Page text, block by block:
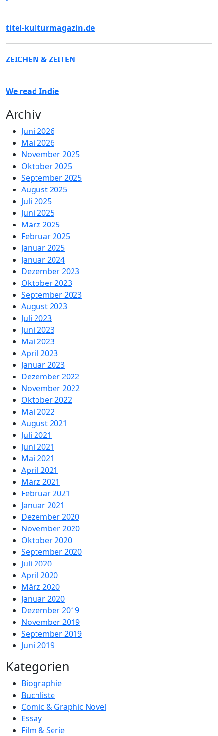
titel-kulturmagazin.de
ZEICHEN & ZEITEN
We read Indie
Archiv
Juni 2026
Mai 2026
November 2025
Oktober 2025
September 2025
August 2025
Juli 2025
Juni 2025
März 2025
Februar 2025
Januar 2025
Januar 2024
Dezember 2023
Oktober 2023
September 2023
August 2023
Juli 2023
Juni 2023
Mai 2023
April 2023
Januar 2023
Dezember 2022
November 2022
Oktober 2022
Mai 2022
August 2021
Juli 2021
Juni 2021
Mai 2021
April 2021
März 2021
Februar 2021
Januar 2021
Dezember 2020
November 2020
Oktober 2020
September 2020
Juli 2020
April 2020
März 2020
Januar 2020
Dezember 2019
November 2019
September 2019
Juni 2019
Kategorien
Biographie
Buchliste
Comic & Graphic Novel
Essay
Film & Serie